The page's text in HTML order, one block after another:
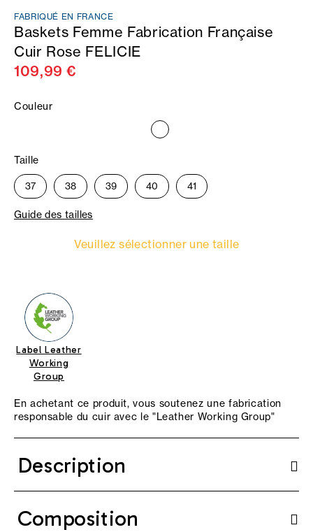
FABRIQUÉ EN FRANCE
Baskets Femme Fabrication Française
Cuir Rose FELICIE
109,99 €
Couleur
Taille
37 38 39 40 41
Guide des tailles
Veuillez sélectionner une taille
Label Leather
Working
Group
En achetant ce produit, vous soutenez une fabrication
responsable du cuir avec le "Leather Working Group"
Description
Composition